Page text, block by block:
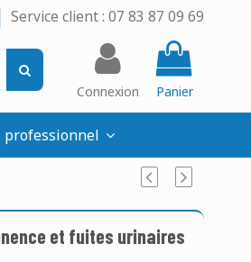
Service client : 07 83 87 09 69
Connexion Panier
professionnel
et fuites urinaires